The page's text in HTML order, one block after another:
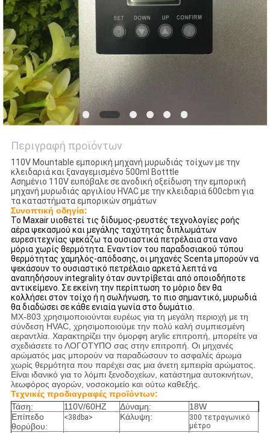
Περιγραφή προϊόντων
110V Mountable εμπορική μηχανή μυρωδιάς τοίχων με την
κλειδαριά και ξαναγεμισμένο 500ml Botttle
Ασημένιο 110V ευπόβαλε σε ανοδική οξείδωση την εμπορική
μηχανή μυρωδιάς αργιλίου HVAC με την κλειδαριά 600cbm για
τα καταστήματα εμπορικών σημάτων
Συνοπτική οδηγία:
Το Maxair υιοθετεί τις δίδυμος-ρευστές τεχνολογίες ροής
αέρα ψεκασμού και μεγάλης ταχύτητας διπλωμάτων
ευρεσιτεχνίας ψεκάζω τα ουσιαστικά πετρέλαια στα νανο
μόρια χωρίς θερμότητα. Εναντίον του παραδοσιακού τύπου
θερμότητας χαμηλός-απόδοσης, οι μηχανές Scenta μπορούν να
ψεκάσουν το ουσιαστικό πετρέλαιο αρκετά λεπτά να
αναπηδήσουν integrality όταν συντρίβεται από οποιοδήποτε
αντικείμενο. Σε εκείνη την περίπτωση το μόριο δεν θα
κολλήσει στον τοίχο ή η σωλήνωση, το πιο σημαντικό, μυρωδιά
θα διαδώσει σε κάθε ενιαία γωνία στο δωμάτιο.
MX-803 χρησιμοποιούνται ευρέως για τη μεγάλη περιοχή με τη
σύνδεση HVAC, χρησιμοποιούμε την πολύ καλή συμπιεσμένη
αεραντλία. Χαρακτηρίζει την όμορφη arylic επιτροπή, μπορείτε να
σχεδιάσετε το ΛΟΓΟΤΥΠΟ σας στην επιτροπή. Οι μηχανές
αρώματός μας μπορούν να παραδώσουν το ασφαλές άρωμα
χωρίς θερμότητα που παρέχει σας μια άνετη εμπειρία αρώματος.
Είναι ιδανικό για το λόμπι ξενοδοχείων, κατάστημα αυτοκινήτων,
λεωφόρος αγορών, νοσοκομείο και ούτω καθεξής.
Τεχνικές προδιαγραφές προϊόντων:
Τάση:
110V/60HZ Δύναμη:
18W
Επίπεδο
θορύβου:
<38dba> Κάλυψη:
300 τετραγωνικό
μέτρο